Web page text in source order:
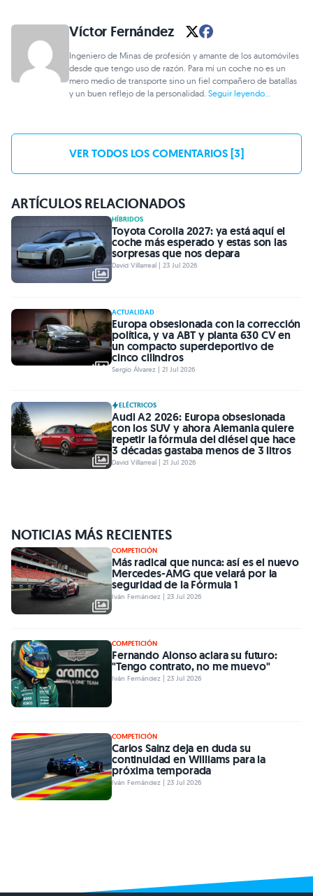
Víctor Fernández
Ingeniero de Minas de profesión y amante de los automóviles
desde que tengo uso de razón. Para mí un coche no es un
mero medio de transporte sino un fiel compañero de batallas
y un buen reflejo de la personalidad.Seguir leyendo...
VER TODOS LOS COMENTARIOS [3]
ARTÍCULOS RELACIONADOS
HÍBRIDOS
Toyota Corolla 2027: ya está aquí el
coche más esperado y estas son las
sorpresas que nos depara
David Villarreal | 23 Jul 2026
ACTUALIDAD
Europa obsesionada con la corrección
política, y va ABT y planta 630 CV en
un compacto superdeportivo de
cinco cilindros
Sergio Álvarez | 21 Jul 2026
ELÉCTRICOS
Audi A2 2026: Europa obsesionada
con los SUV y ahora Alemania quiere
repetir la fórmula del diésel que hace
3 décadas gastaba menos de 3 litros
David Villarreal | 21 Jul 2026
NOTICIAS MÁS RECIENTES
COMPETICIÓN
Más radical que nunca: así es el nuevo
Mercedes-AMG que velará por la
seguridad de la Fórmula 1
Iván Fernández | 23 Jul 2026
COMPETICIÓN
Fernando Alonso aclara su futuro:
"Tengo contrato, no me muevo"
Iván Fernández | 23 Jul 2026
COMPETICIÓN
Carlos Sainz deja en duda su
continuidad en Williams para la
próxima temporada
Iván Fernández | 23 Jul 2026